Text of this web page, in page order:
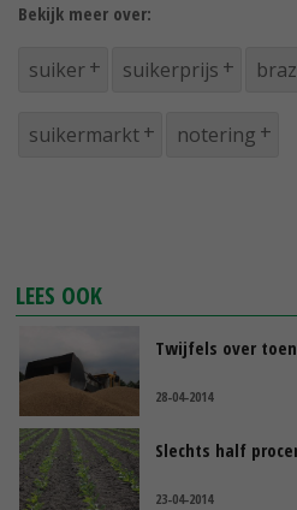
Bekijk meer over:
suiker suikerprijs
suikermarkt notering
LEES OOK
Twijfels over
28-04-2014
Slechts half
23-04-2014